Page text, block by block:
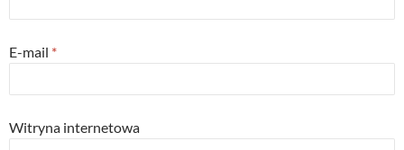
E-mail *
Witryna internetowa